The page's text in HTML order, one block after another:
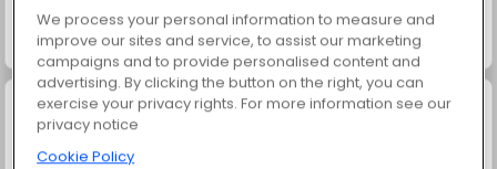
Grand Mahjong Connect Masha and the Bear: Meadows
We process your personal information to measure and
improve our sites and service, to assist our marketing
campaigns and to provide personalised content and
advertising. By clicking the button on the right, you can
exercise your privacy rights. For more information see our
privacy notice
Cookie Policy